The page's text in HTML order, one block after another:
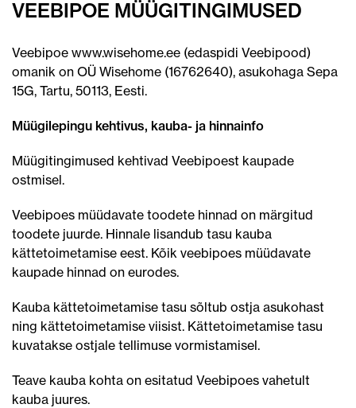
VEEBIPOE MÜÜGITINGIMUSED
Veebipoe www.wisehome.ee (edaspidi Veebipood)
omanik on OÜ Wisehome (16762640), asukohaga Sepa
15G, Tartu, 50113, Eesti.
Müügilepingu kehtivus, kauba- ja hinnainfo
Müügitingimused kehtivad Veebipoest kaupade
ostmisel.
Veebipoes müüdavate toodete hinnad on märgitud
toodete juurde. Hinnale lisandub tasu kauba
kättetoimetamise eest. Kõik veebipoes müüdavate
kaupade hinnad on eurodes.
Kauba kättetoimetamise tasu sõltub ostja asukohast
ning kättetoimetamise viisist. Kättetoimetamise tasu
kuvatakse ostjale tellimuse vormistamisel.
Teave kauba kohta on esitatud Veebipoes vahetult
kauba juures.